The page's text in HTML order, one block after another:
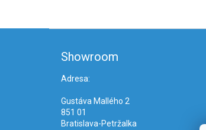
Showroom
Adresa:
Gustáva Mallého 2
851 01
Bratislava-Petržalka